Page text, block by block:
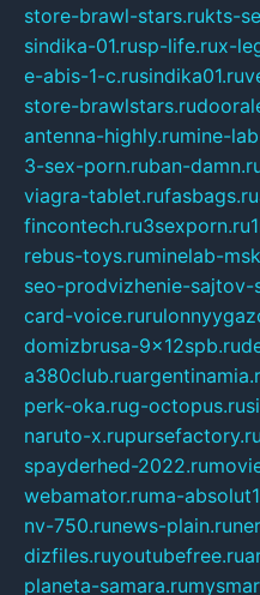
store-brawl-stars.rukts-
sindika-01.rusp-life.rux-
e-abis-1-c.rusindika01.ru
store-brawlstars.ru
antenna-highly.rumine-
3-sex-porn.ruban-
viagra-tablet.rufasbags.ru
fincontech.ru3sexporn.ru
rebus-toys.ruminelab-
seo-prodvizhenie-
card-voice.ru
domizbrusa-9x12spb.ru
a380club.ru
perk-oka.rug-octopus.ru
naruto-x.rupursefactory.ru
spayderhed-2022.ru
webamator.ruma-
nv-750.runews-plain.ru
dizfiles.ruyoutubefree.ru
planeta-samara.ru